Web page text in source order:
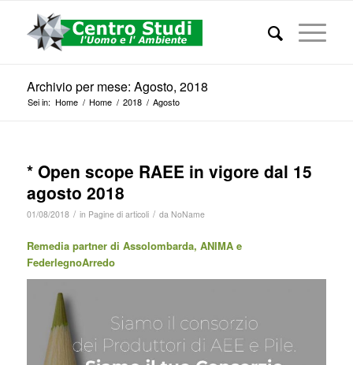
Archivio per mese: Agosto, 2018
Sei in: Home / Home / 2018 / Agosto
* Open scope RAEE in vigore dal 15
agosto 2018
01/08/2018 / in Pagine di articoli / da NoName
Remedia partner di Assolombarda, ANIMA e
FederlegnoArredo